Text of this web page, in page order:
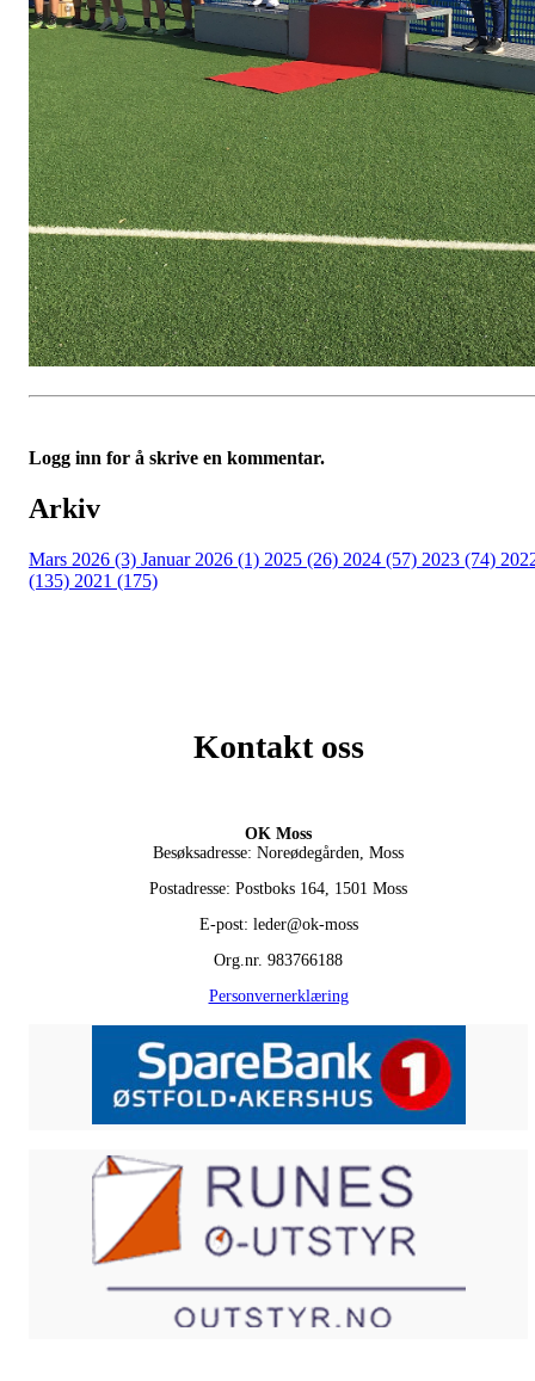
Logg inn for å skrive en kommentar.
Arkiv
Mars 2026 (3) Januar 2026 (1) 2025 (26) 2024 (57) 2023 (74)
(135) 2021 (175)
Kontakt oss
OK Moss
Besøksadresse: Noreødegården, Moss
Postadresse: Postboks 164, 1501 Moss
E-post: leder@ok-moss
Org.nr. 983766188
Personvernerklæring